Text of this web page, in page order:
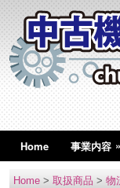
Home 事業内容 »
Home > 取扱商品 > 物